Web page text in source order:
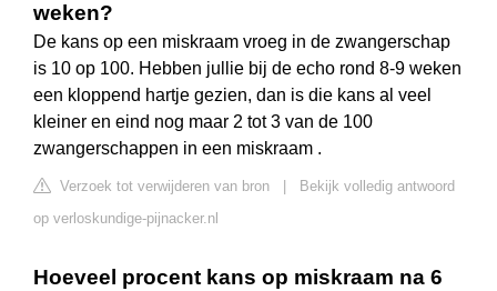
weken?
De kans op een miskraam vroeg in de zwangerschap
is 10 op 100. Hebben jullie bij de echo rond 8-9 weken
een kloppend hartje gezien, dan is die kans al veel
kleiner en eind nog maar 2 tot 3 van de 100
zwangerschappen in een miskraam .
Verzoek tot verwijderen van bron
Bekijk volledig antwoord
op verloskundige-pijnacker.nl
Hoeveel procent kans op miskraam na 6